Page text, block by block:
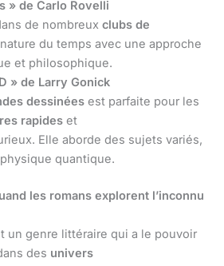
» de Carlo Rovelli
de nombreux clubs de
du temps avec une approche
et philosophique.
» de Larry Gonick
dessinées est parfaite pour les
rapides et
Elle aborde des sujets variés,
quantique.
les romans explorent l’inconnu
un genre littéraire qui a le pouvoir
des univers